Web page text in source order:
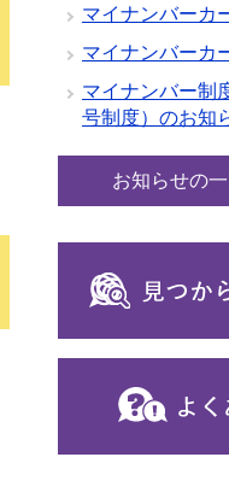
マイナンバーカ
マイナンバーカ
マイナンバー制
号制度）のお知
お知らせの